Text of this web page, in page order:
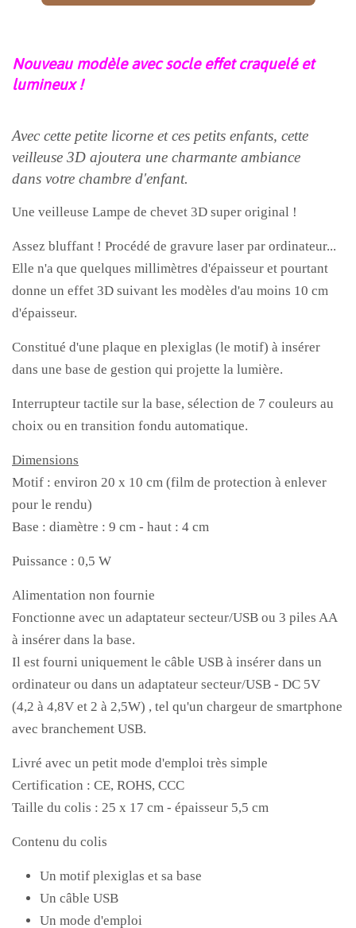
Nouveau modèle avec socle effet craquelé et
lumineux !
Avec cette petite licorne et ces petits enfants, cette
veilleuse 3D ajoutera une charmante ambiance
dans votre chambre d'enfant.
Une veilleuse Lampe de chevet 3D super original !
Assez bluffant ! Procédé de gravure laser par ordinateur...
Elle n'a que quelques millimètres d'épaisseur et pourtant
donne un effet 3D suivant les modèles d'au moins 10 cm
d'épaisseur.
Constitué d'une plaque en plexiglas (le motif) à insérer
dans une base de gestion qui projette la lumière.
Interrupteur tactile sur la base, sélection de 7 couleurs au
choix ou en transition fondu automatique.
Dimensions
Motif : environ 20 x 10 cm (film de protection à enlever
pour le rendu)
Base : diamètre : 9 cm - haut : 4 cm
Puissance : 0,5 W
Alimentation non fournie
Fonctionne avec un adaptateur secteur/USB ou 3 piles AA
à insérer dans la base.
Il est fourni uniquement le câble USB à insérer dans un
ordinateur ou dans un adaptateur secteur/USB - DC 5V
(4,2 à 4,8V et 2 à 2,5W) , tel qu'un chargeur de smartphone
avec branchement USB.
Livré avec un petit mode d'emploi très simple
Certification : CE, ROHS, CCC
Taille du colis : 25 x 17 cm - épaisseur 5,5 cm
Contenu du colis
Un motif plexiglas et sa base
Un câble USB
Un mode d'emploi